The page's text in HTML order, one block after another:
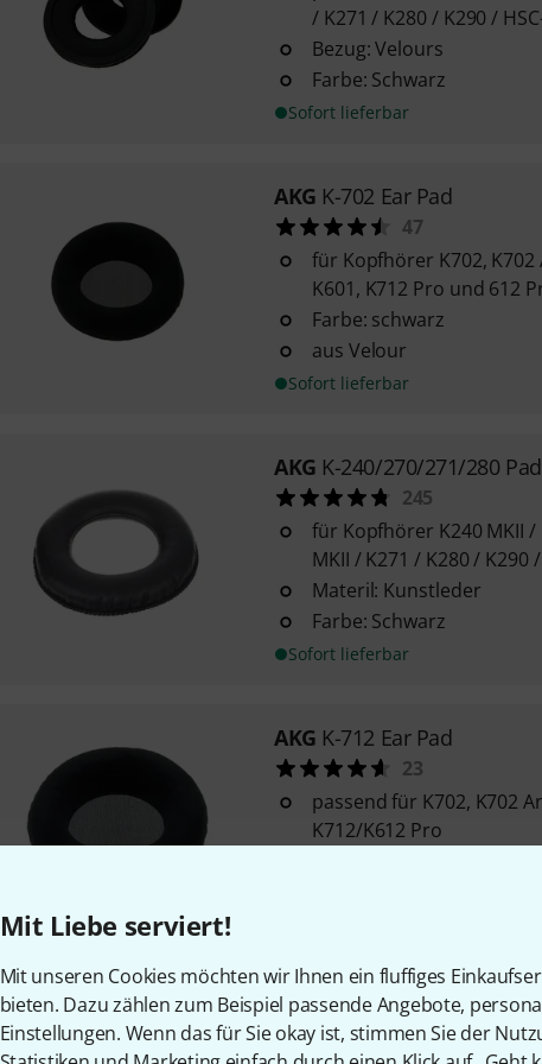
Mit Liebe serviert!
Mit unseren Cookies möchten wir Ihnen ein fluffiges
bieten. Dazu zählen zum Beispiel passende Angebote,
Einstellungen. Wenn das für Sie okay ist, stimmen Sie der
/ K271 / K280 / K290 /
Bezug: Velours
Farbe: Schwarz
Sofort lieferbar
AKG K-702 Ear Pad
47
für Kopfhörer K702, K702
K601, K712 Pro und 612
Farbe: schwarz
aus Velour
Sofort lieferbar
AKG K-240/270/271/280 Pad
245
für Kopfhörer K240 MKII /
MKII / K271 / K280 / K290
Materil: Kunstleder
Farbe: Schwarz
Sofort lieferbar
AKG K-712 Ear Pad
23
passend für K702, K702
K712/K612 Pro
AKGHeadphone Adapter
41